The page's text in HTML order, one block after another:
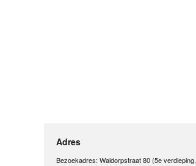
Adres
Bezoekadres: Waldorpstraat 80 (5e verdieping,